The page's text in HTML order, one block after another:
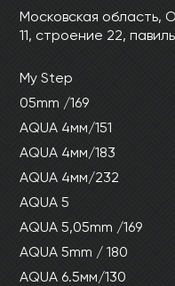
Ваши данные не
Ваши данные не
Московская область,
11, строение 22,
My Step
05mm /169
AQUA 4мм/151
AQUA 4мм/183
AQUA 4мм/232
AQUA 5
AQUA 5,05mm /169
AQUA 5mm / 180
AQUA 6.5мм/130